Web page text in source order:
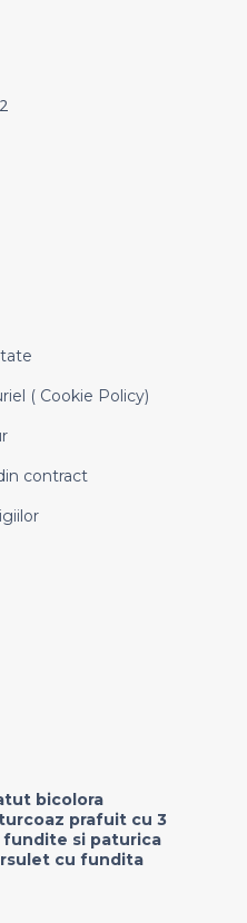
( Cookie Policy)
contract
bicolora
prafuit cu 3
fundite si paturica
cu fundita